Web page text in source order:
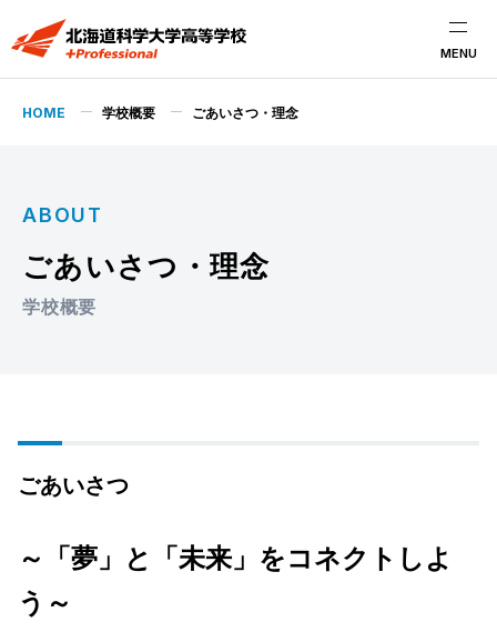
MENU
HOME 学校概要 ごあいさつ・理念
ABOUT
ごあいさつ・理念
学校概要
ごあいさつ
～「夢」と「未来」をコネクトしよ
う～